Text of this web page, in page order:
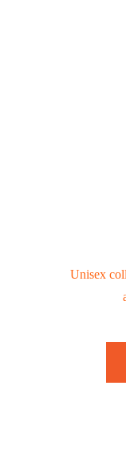
Unisex